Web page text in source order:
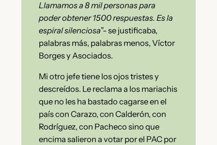
Llamamos a 8 mil personas para
poder obtener 1500 respuestas. Es la
espiral silenciosa”- se justificaba,
palabras más, palabras menos, Víctor
Borges y Asociados.
Mi otro jefe tiene los ojos tristes y
descreídos. Le reclama a los mariachis
que no les ha bastado cagarse en el
país con Carazo, con Calderón, con
Rodríguez, con Pacheco sino que
encima salieron a votar por el PAC por